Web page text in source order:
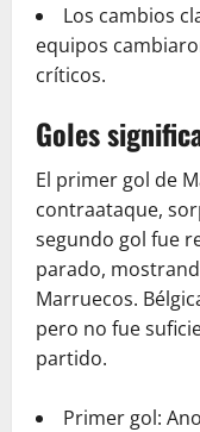
Los cambios
equipos
críticos.
Goles
El primer gol de
contraataque,
segundo gol fue
parado,
Marruecos.
pero no fue
partido.
Primer gol: